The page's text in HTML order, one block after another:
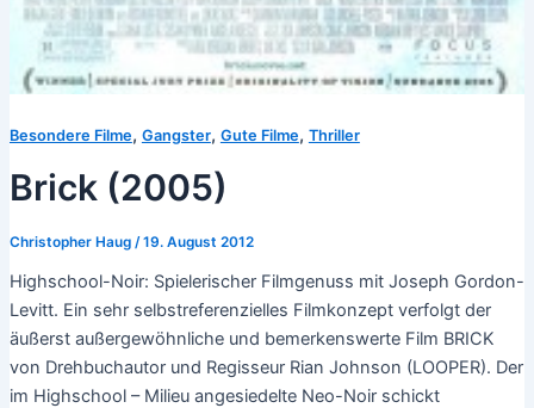
Besondere Filme, Gangster, Gute Filme, Thriller
Brick (2005)
Christopher Haug /19. August 2012
Highschool-Noir: Spielerischer Filmgenuss mit Joseph Gordon-
Levitt. Ein sehr selbstreferenzielles Filmkonzept verfolgt der
äußerst außergewöhnliche und bemerkenswerte Film BRICK
von Drehbuchautor und Regisseur Rian Johnson (LOOPER). Der
im Highschool – Milieu angesiedelte Neo-Noir schickt